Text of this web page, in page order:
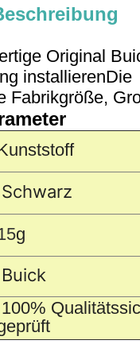
Original
installierenDie
Fabrikgröße,
Schwarz
g
Buick
100%